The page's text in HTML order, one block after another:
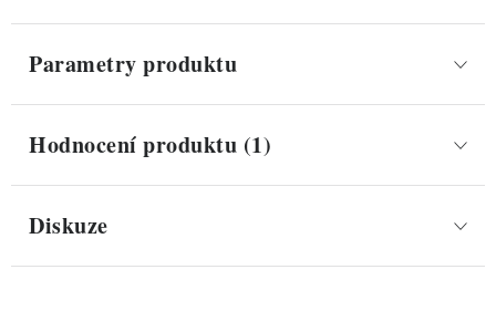
Parametry produktu
Hodnocení produktu (1)
Diskuze